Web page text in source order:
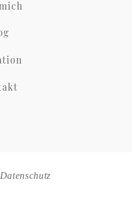
Datenschutz